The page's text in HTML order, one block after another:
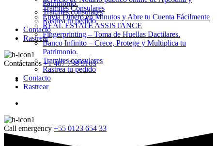
Patrimonio.
Tramites consulares
Rastrea tu pedido
Contacto
Rastrear
Contáctanos +1 407 738 9163
Trámites Consulares
Envía Dinero en Minutos y Abre tu Cuenta Fácilmente
REAL ESTATE ASSISTANCE
Fingerprinting – Toma de Huellas Dactilares.
Banco Infinito – Crece, Protege y Multiplica tu
Patrimonio.
Tramites consulares
Rastrea tu pedido
Contacto
Rastrear
Call emergency +55 0123 654 33